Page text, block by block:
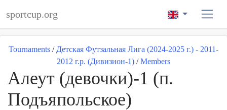
sportcup.org
Tournaments / Детская Футзальная Лига (2024-2025 г.) - 2011-
2012 г.р. (Дивизион-1) / Members
Алеут (девочки)-1 (п.
Подъяпольское)